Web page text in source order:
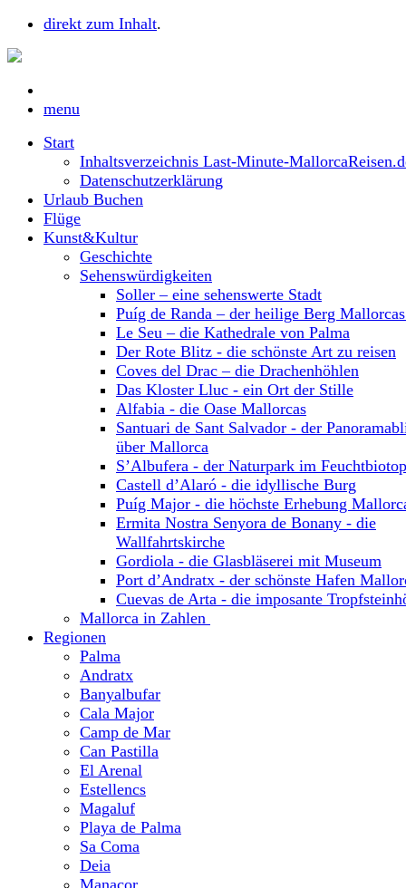
direkt zum Inhalt.
menu
Start
Inhaltsverzeichnis Last-Minute-
Datenschutzerklärung
Urlaub Buchen
Flüge
Kunst&Kultur
Geschichte
Sehenswürdigkeiten
Soller – eine sehenswerte Stadt
Puíg de Randa – der heilige Berg
Le Seu – die Kathedrale von Palma
Der Rote Blitz - die schönste Art zu reisen
Coves del Drac – die Drachenhöhlen
Das Kloster Lluc - ein Ort der Stille
Alfabia - die Oase Mallorcas
Santuari de Sant Salvador - der
über Mallorca
S’Albufera - der Naturpark im Feuchtbiotop
Castell d’Alaró - die idyllische Burg
Puíg Major - die höchste Erhebung
Ermita Nostra Senyora de Bonany - die
Wallfahrtskirche
Gordiola - die Glasbläserei mit Museum
Port d’Andratx - der schönste Hafen
Cuevas de Arta - die imposante
Mallorca in Zahlen
Regionen
Palma
Andratx
Banyalbufar
Cala Major
Camp de Mar
Can Pastilla
El Arenal
Estellencs
Magaluf
Playa de Palma
Sa Coma
Deia
Manacor